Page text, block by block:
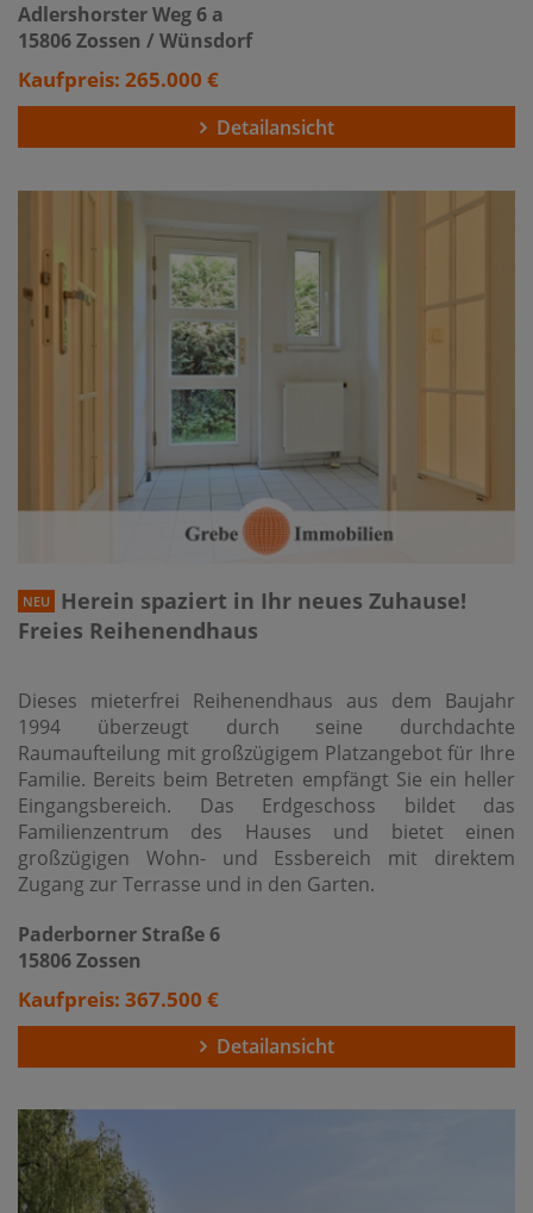
Adlershorster Weg 6 a
15806 Zossen / Wünsdorf
Kaufpreis: 265.000 €
Detailansicht
NEU
Herein spaziert in Ihr neues Zuhause!
Freies Reihenendhaus
Dieses mieterfrei Reihenendhaus aus dem Baujahr
1994 überzeugt durch seine durchdachte
Raumaufteilung mit großzügigem Platzangebot für Ihre
Familie. Bereits beim Betreten empfängt Sie ein heller
Eingangsbereich. Das Erdgeschoss bildet das
Familienzentrum des Hauses und bietet einen
großzügigen Wohn- und Essbereich mit direktem
Zugang zur Terrasse und in den Garten.
Paderborner Straße 6
15806 Zossen
Kaufpreis: 367.500 €
Detailansicht